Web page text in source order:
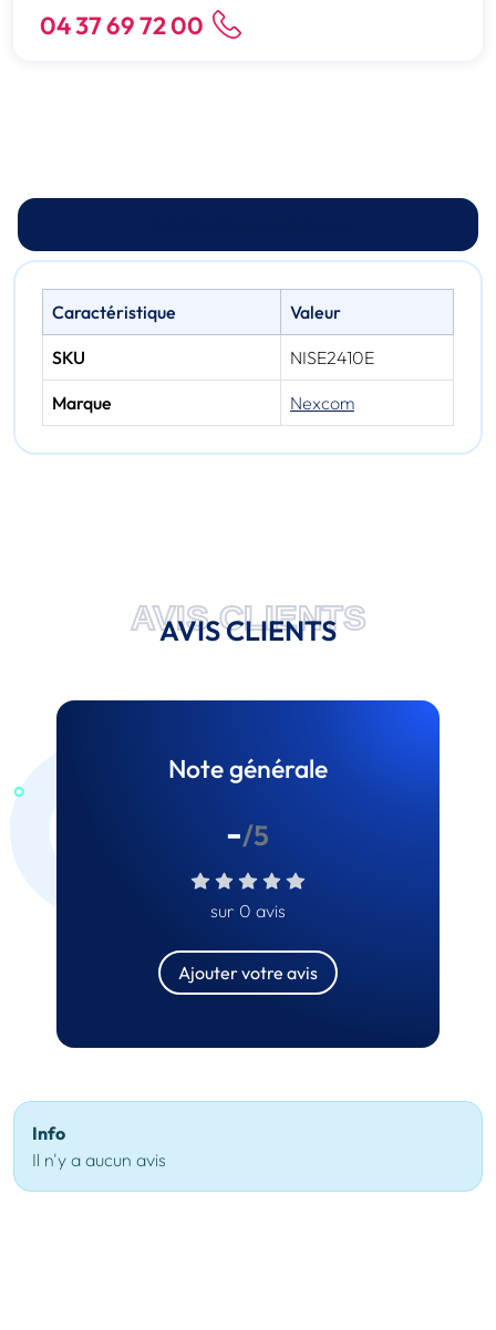
04 37 69 72 00
Caractéristique Valeur
SKU NISE2410E
Marque Nexcom
AVIS CLIENTS
AVIS CLIENTS
Note générale
-/5
sur 0 avis
Ajouter votre avis
Info
Il n'y a aucun avis